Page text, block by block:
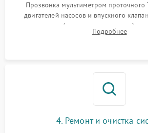
Прозвонка мультиметром
двигателей насосов и впускного
прессостата (датчика уровня воды),
концевика дверцы и электронного
Подробнее
4. Ремонт и очистка